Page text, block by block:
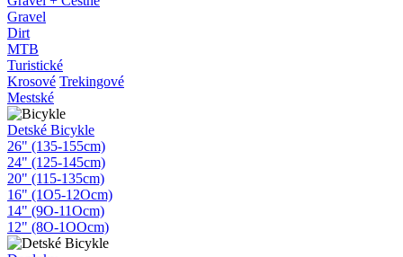
Gravel
Dirt
MTB
Turistické
Krosové Trekingové
Mestské
Detské Bicykle
26" (135-155cm)
24" (125-145cm)
20" (115-135cm)
16" (1O5-12Ocm)
14" (9O-11Ocm)
12" (8O-1OOcm)